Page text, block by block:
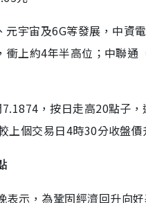
元宇宙及6G等發展，中
衝上約4年半高位；中聯
，按日走高20點子
上個交易日4時30分收盤
表示，為鞏固經濟回升向